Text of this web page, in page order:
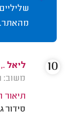
ליאל
משוב: 04/04/2021
תיאור
סידור
10